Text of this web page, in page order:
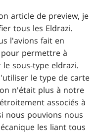
article de preview, je
tous les Eldrazi.
l'avions fait en
permettre à
sous-type eldrazi.
le type de carte
n'était plus à notre
associés à
nous pouvions nous
les liant tous